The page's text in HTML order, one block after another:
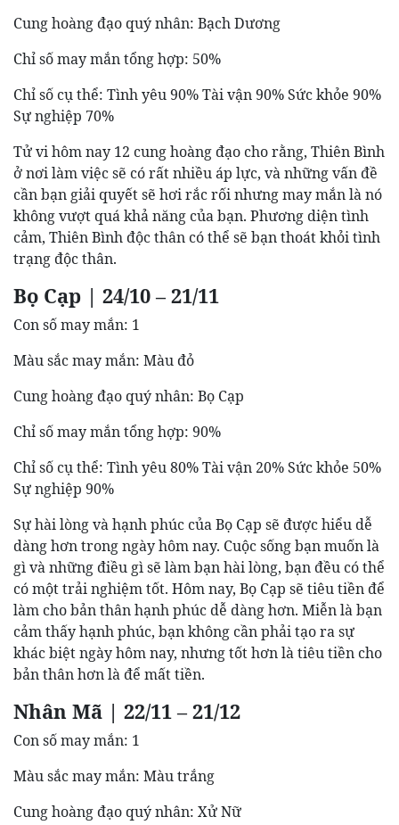
Cung hoàng đạo quý nhân: Bạch Dương
Chỉ số may mắn tổng hợp: 50%
Chỉ số cụ thể: Tình yêu 90% Tài vận 90% Sức khỏe 90%
Sự nghiệp 70%
Tử vi hôm nay 12 cung hoàng đạo cho rằng, Thiên Bình
ở nơi làm việc sẽ có rất nhiều áp lực, và những vấn đề
cần bạn giải quyết sẽ hơi rắc rối nhưng may mắn là nó
không vượt quá khả năng của bạn. Phương diện tình
cảm, Thiên Bình độc thân có thể sẽ bạn thoát khỏi tình
trạng độc thân.
Bọ Cạp | 24/10 – 21/11
Con số may mắn: 1
Màu sắc may mắn: Màu đỏ
Cung hoàng đạo quý nhân: Bọ Cạp
Chỉ số may mắn tổng hợp: 90%
Chỉ số cụ thể: Tình yêu 80% Tài vận 20% Sức khỏe 50%
Sự nghiệp 90%
Sự hài lòng và hạnh phúc của Bọ Cạp sẽ được hiểu dễ
dàng hơn trong ngày hôm nay. Cuộc sống bạn muốn là
gì và những điều gì sẽ làm bạn hài lòng, bạn đều có thể
có một trải nghiệm tốt. Hôm nay, Bọ Cạp sẽ tiêu tiền để
làm cho bản thân hạnh phúc dễ dàng hơn. Miễn là bạn
cảm thấy hạnh phúc, bạn không cần phải tạo ra sự
khác biệt ngày hôm nay, nhưng tốt hơn là tiêu tiền cho
bản thân hơn là để mất tiền.
Nhân Mã | 22/11 – 21/12
Con số may mắn: 1
Màu sắc may mắn: Màu trắng
Cung hoàng đạo quý nhân: Xử Nữ